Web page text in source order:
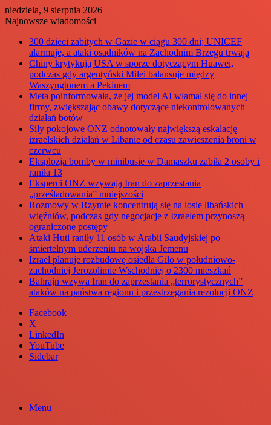
niedziela, 9 sierpnia 2026
Najnowsze wiadomości
300 dzieci zabitych w Gazie w ciągu 300 dni; UNICEF
alarmuje, a ataki osadników na Zachodnim Brzegu trwają
Chiny krytykują USA w sporze dotyczącym Huawei,
podczas gdy argentyński Milei balansuje między
Waszyngtonem a Pekinem
Meta poinformowała, że jej model AI włamał się do innej
firmy, zwiększając obawy dotyczące niekontrolowanych
działań botów
Siły pokojowe ONZ odnotowały największą eskalację
izraelskich działań w Libanie od czasu zawieszenia broni w
czerwcu
Eksplozja bomby w minibusie w Damaszku zabiła 2 osoby i
raniła 13
Eksperci ONZ wzywają Iran do zaprzestania
„prześladowania” mniejszości
Rozmowy w Rzymie koncentrują się na losie libańskich
więźniów, podczas gdy negocjacje z Izraelem przynoszą
ograniczone postępy
Ataki Huti raniły 11 osób w Arabii Saudyjskiej po
śmiertelnym uderzeniu na wojska Jemenu
Izrael planuje rozbudowę osiedla Gilo w południowo-
zachodniej Jerozolimie Wschodniej o 2300 mieszkań
Bahrajn wzywa Iran do zaprzestania „terrorystycznych”
ataków na państwa regionu i przestrzegania rezolucji ONZ
Facebook
X
LinkedIn
YouTube
Sidebar
Menu